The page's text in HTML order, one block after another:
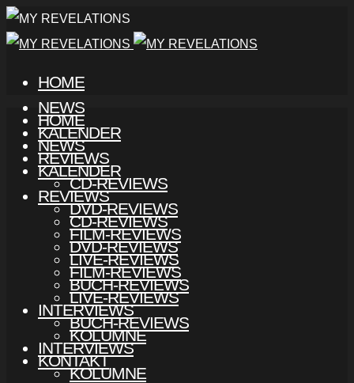
HOME
NEWS
KALENDER
REVIEWS
CD-REVIEWS
DVD-REVIEWS
FILM-REVIEWS
LIVE-REVIEWS
BUCH-REVIEWS
INTERVIEWS
KOLUMNE
KONTAKT
HOME
NEWS
KALENDER
REVIEWS
CD-REVIEWS
DVD-REVIEWS
FILM-REVIEWS
LIVE-REVIEWS
BUCH-REVIEWS
INTERVIEWS
KOLUMNE